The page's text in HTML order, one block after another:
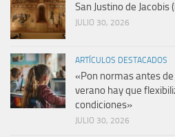
San Justino de Jacobis
JULIO 30, 2026
ARTÍCULOS DESTACADOS
«Pon normas antes
verano hay que
condiciones»
JULIO 30, 2026